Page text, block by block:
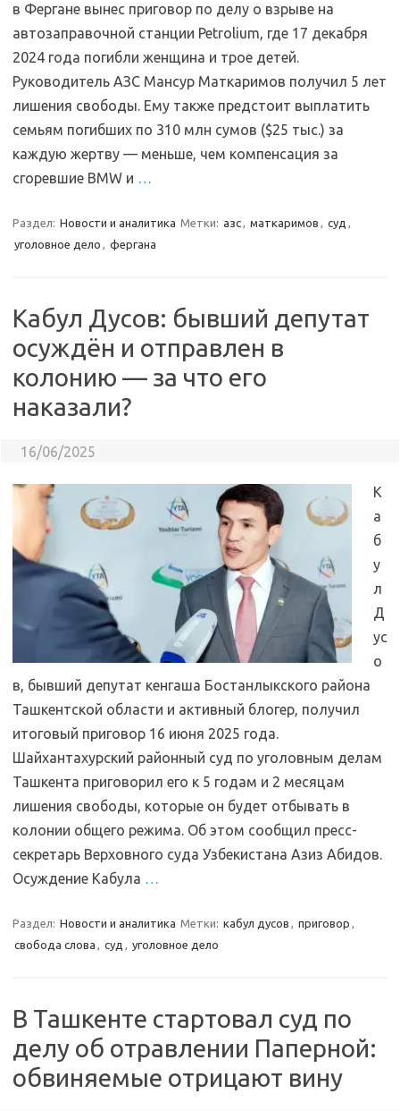
в Фергане вынес приговор по делу о взрыве на
автозаправочной станции Petrolium, где 17 декабря
2024 года погибли женщина и трое детей.
Руководитель АЗС Мансур Маткаримов получил 5 лет
лишения свободы. Ему также предстоит выплатить
семьям погибших по 310 млн сумов ($25 тыс.) за
каждую жертву — меньше, чем компенсация за
сгоревшие BMW и …
Раздел: Новости и аналитика Метки: азс, маткаримов , суд ,
уголовное дело , фергана
Кабул Дусов: бывший депутат
осуждён и отправлен в
колонию — за что его
наказали?
16/06/2025
К
а
б
у
л
Д
ус
о
в, бывший депутат кенгаша Бостанлыкского района
Ташкентской области и активный блогер, получил
итоговый приговор 16 июня 2025 года.
Шайхантахурский районный суд по уголовным делам
Ташкента приговорил его к 5 годам и 2 месяцам
лишения свободы, которые он будет отбывать в
колонии общего режима. Об этом сообщил пресс-
секретарь Верховного суда Узбекистана Азиз Абидов.
Осуждение Кабула …
Раздел: Новости и аналитика Метки: кабул дусов , приговор ,
свобода слова , суд , уголовное дело
В Ташкенте стартовал суд по
делу об отравлении Паперной:
обвиняемые отрицают вину